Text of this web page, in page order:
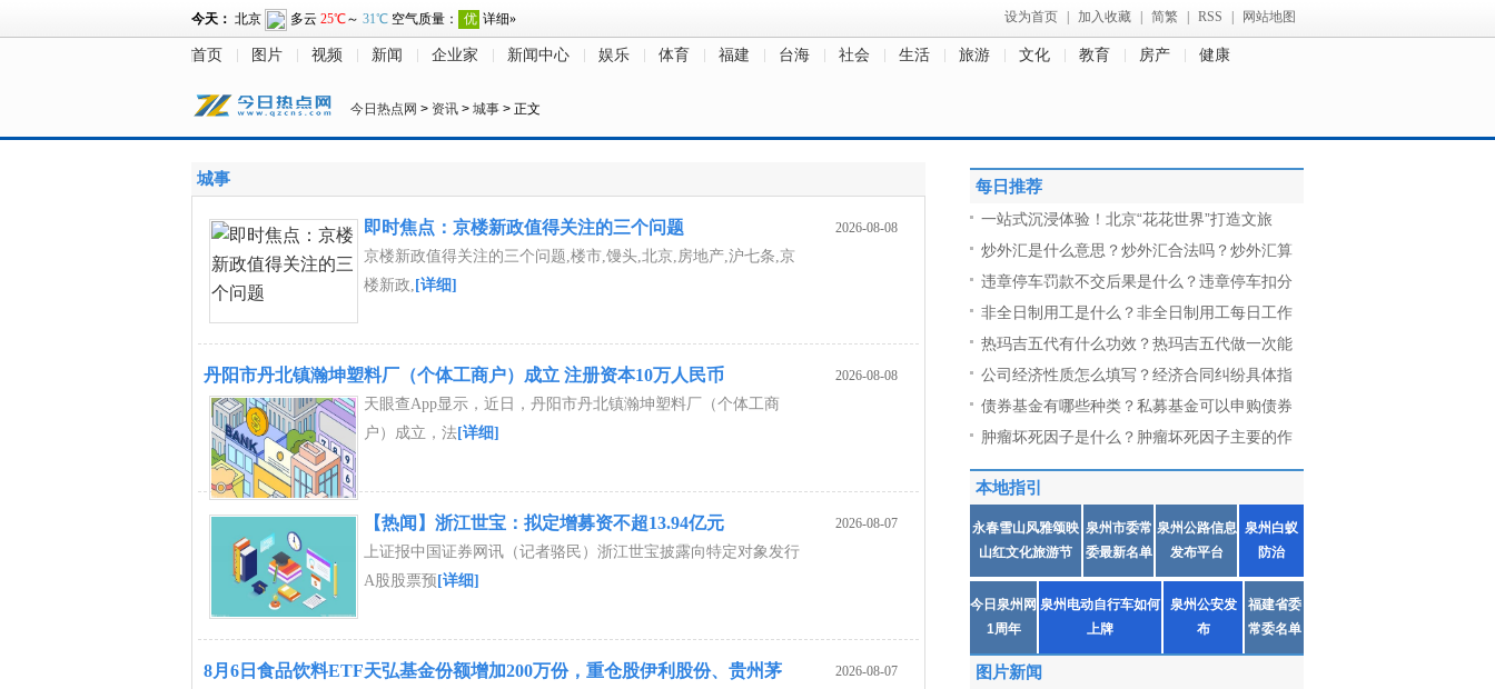
设为首页 加入收藏 简繁 RSS 网站地图
首页 图片 视频 新闻 企业家 新闻中心 娱乐 体育 福建 台海 社会 生活 旅游 文化 教育 房产 健康
今日热点网 > 资讯 > 城事 > 正文
城事
2026-08-08
即时焦点：京楼新政值得关注的三个问题
京楼新政值得关注的三个问题,楼市,馒头,北京,房地产,沪七条,京
楼新政, [详细]
2026-08-08
丹阳市丹北镇瀚坤塑料厂（个体工商户）成立 注册资本10万人民币
天眼查App显示，近日，丹阳市丹北镇瀚坤塑料厂（个体工商
户）成立，法[详细]
2026-08-07
【热闻】浙江世宝：拟定增募资不超13.94亿元
上证报中国证券网讯（记者骆民）浙江世宝披露向特定对象发行
A股股票预 [详细]
2026-08-07
8月6日食品饮料ETF天弘基金份额增加200万份，重仓股伊利股份、贵州茅
每日推荐
一站式沉浸体验！北京“花花世界”打造文旅
炒外汇是什么意思？炒外汇合法吗？炒外汇算
违章停车罚款不交后果是什么？违章停车扣分
非全日制用工是什么？非全日制用工每日工作
热玛吉五代有什么功效？热玛吉五代做一次能
公司经济性质怎么填写？经济合同纠纷具体指
债券基金有哪些种类？私募基金可以申购债券
肿瘤坏死因子是什么？肿瘤坏死因子主要的作
本地指引
永春雪山风雅颂映
山红文化旅游节
泉州市委常
委最新名单
泉州公路信息
发布平台
泉州白蚁
防治
今日泉州网
1周年
泉州电动自行车如何
上牌
泉州公安发
布
福建省委
常委名单
图片新闻